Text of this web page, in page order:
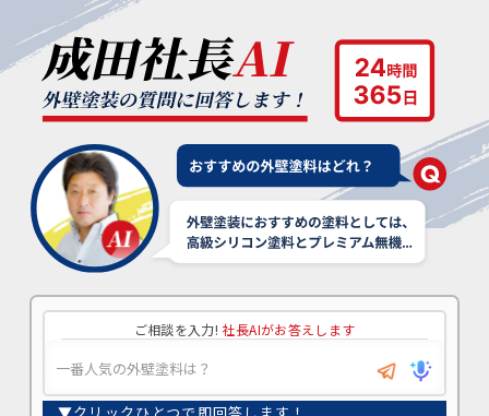
ご相談を入力! 社長AIがお答えします